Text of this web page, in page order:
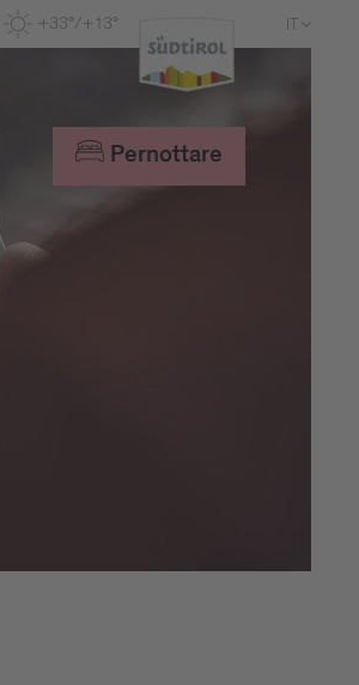
+33°/+13° IT
Pernottare